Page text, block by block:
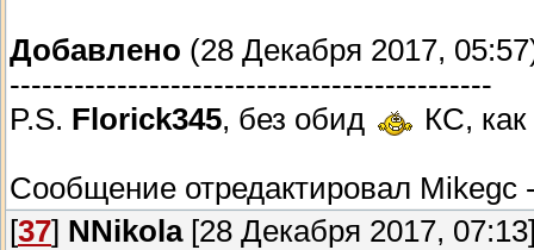
Добавлено (28 Декабря 2017,
---------------------------------------------
P.S. Florick345, без обид КС, как
Сообщение отредактировал Mikegc
[37] NNikola[28 Декабря 2017,